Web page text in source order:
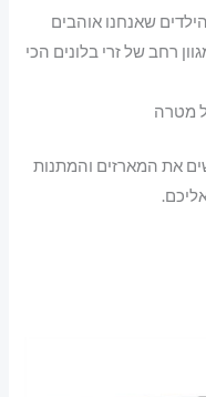
שאנחנו אוהבים
רחב של זרי בלונים הכי
מטרה
את המארזים והמתנות